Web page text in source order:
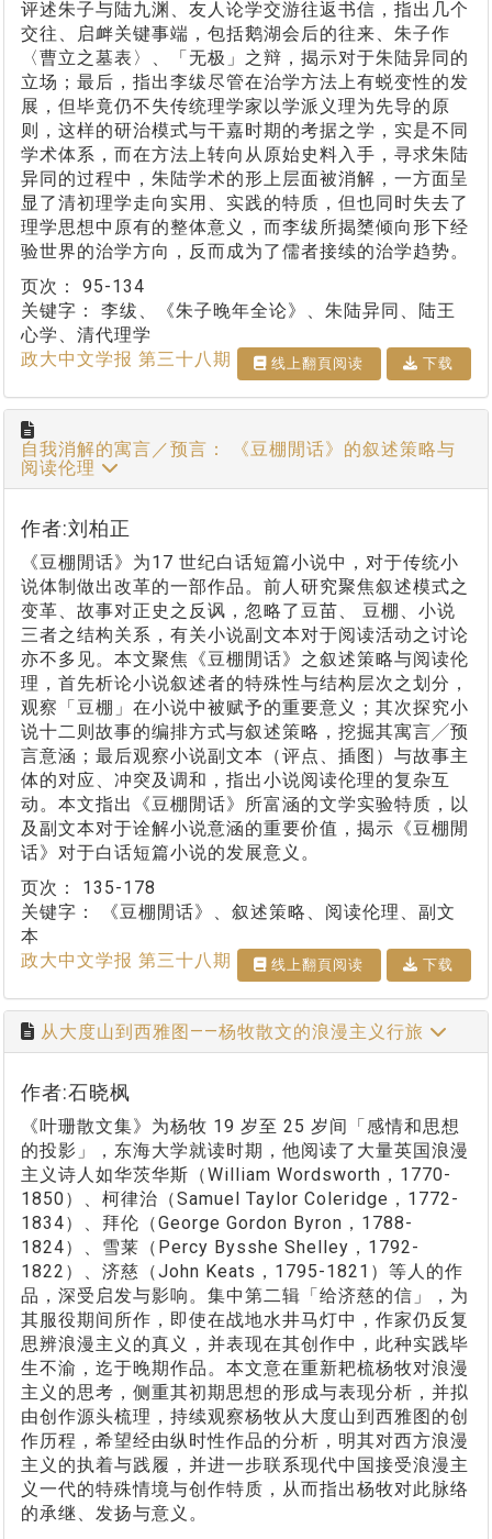
评述朱子与陆九渊、友人论学交游往返书信，指出几个
交往、启衅关键事端，包括鹅湖会后的往来、朱子作
〈曹立之墓表〉、「无极」之辩，揭示对于朱陆异同的
立场；最后，指出李绂尽管在治学方法上有蜕变性的发
展，但毕竟仍不失传统理学家以学派义理为先导的原
则，这样的研治模式与干嘉时期的考据之学，实是不同
学术体系，而在方法上转向从原始史料入手，寻求朱陆
异同的过程中，朱陆学术的形上层面被消解，一方面呈
显了清初理学走向实用、实践的特质，但也同时失去了
理学思想中原有的整体意义，而李绂所揭橥倾向形下经
验世界的治学方向，反而成为了儒者接续的治学趋势。
页次： 95-134
关键字： 李绂、《朱子晚年全论》、朱陆异同、陆王
心学、清代理学
政大中文学报 第三十八期
线上翻⾴阅读 下载
自我消解的寓言／预言： 《豆棚閒话》的叙述策略与
阅读伦理
作者:刘柏正
《豆棚閒话》为17 世纪白话短篇小说中，对于传统小
说体制做出改革的一部作品。前人研究聚焦叙述模式之
变革、故事对正史之反讽，忽略了豆苗、 豆棚、小说
三者之结构关系，有关小说副文本对于阅读活动之讨论
亦不多见。本文聚焦《豆棚閒话》之叙述策略与阅读伦
理，首先析论小说叙述者的特殊性与结构层次之划分，
观察「豆棚」在小说中被赋予的重要意义；其次探究小
说十二则故事的编排方式与叙述策略，挖掘其寓言╱预
言意涵；最后观察小说副文本（评点、插图）与故事主
体的对应、冲突及调和，指出小说阅读伦理的复杂互
动。本文指出《豆棚閒话》所富涵的文学实验特质，以
及副文本对于诠解小说意涵的重要价值，揭示《豆棚閒
话》对于白话短篇小说的发展意义。
页次： 135-178
关键字：
《豆棚閒话》、叙述策略、阅读伦理、副文
本
政大中文学报 第三十八期
线上翻⾴阅读 下载
从大度山到西雅图——杨牧散文的浪漫主义行旅
作者:石晓枫
《叶珊散文集》为杨牧 19 岁至 25 岁间「感情和思想
的投影」，东海大学就读时期，他阅读了大量英国浪漫
主义诗人如华茨华斯（William Wordsworth，1770-
1850）、柯律治（Samuel Taylor Coleridge，1772-
1834）、拜伦（George Gordon Byron，1788-
1824）、雪莱（Percy Bysshe Shelley，1792-
1822）、济慈（John Keats，1795-1821）等人的作
品，深受启发与影响。集中第二辑「给济慈的信」，为
其服役期间所作，即使在战地水井马灯中，作家仍反复
思辨浪漫主义的真义，并表现在其创作中，此种实践毕
生不渝，迄于晚期作品。本文意在重新耙梳杨牧对浪漫
主义的思考，侧重其初期思想的形成与表现分析，并拟
由创作源头梳理，持续观察杨牧从大度山到西雅图的创
作历程，希望经由纵时性作品的分析，明其对西方浪漫
主义的执着与践履，并进一步联系现代中国接受浪漫主
义一代的特殊情境与创作特质，从而指出杨牧对此脉络
的承继、发扬与意义。